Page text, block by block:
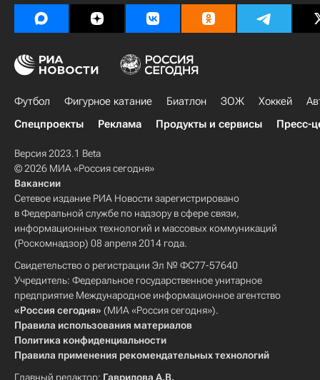
Футбол Фигурное катание Биатлон ЗОЖ Хоккей
Спецпроекты
Реклама Продукты и сервисы Пресс-
Версия 2023.1 Beta
© 2026 МИА «Россия сегодня»
Вакансии
Сетевое издание РИА Новости зарегистрировано
в Федеральной службе по надзору в сфере связи,
информационных технологий и массовых коммуникаций
(Роскомнадзор) 08 апреля 2014 года.
Свидетельство о регистрации Эл № ФС77-57640
Учредитель: Федеральное государственное унитарное
предприятие Международное информационное агентство
«Россия сегодня» (МИА «Россия сегодня»).
Правила использования материалов
Политика конфиденциальности
Правила применения рекомендательных технологий
Главный редактор: Гаврилова А.В.